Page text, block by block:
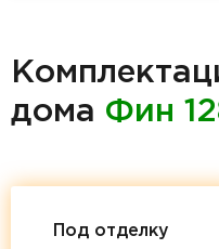
дома Фин
Под отделку